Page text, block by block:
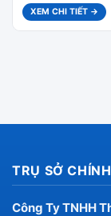
XEM CHI TIẾT →
TRỤ SỞ CHÍNH
Công Ty TNHH